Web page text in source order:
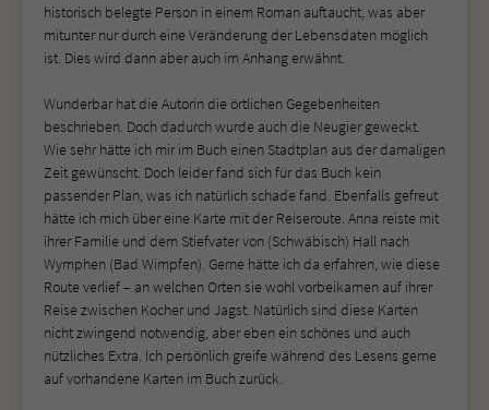
historisch belegte Person in einem Roman auftaucht, was aber
mitunter nur durch eine Veränderung der Lebensdaten möglich
ist. Dies wird dann aber auch im Anhang erwähnt.
Wunderbar hat die Autorin die örtlichen Gegebenheiten
beschrieben. Doch dadurch wurde auch die Neugier geweckt.
Wie sehr hätte ich mir im Buch einen Stadtplan aus der damaligen
Zeit gewünscht. Doch leider fand sich für das Buch kein
passender Plan, was ich natürlich schade fand. Ebenfalls gefreut
hätte ich mich über eine Karte mit der Reiseroute. Anna reiste mit
ihrer Familie und dem Stiefvater von (Schwäbisch) Hall nach
Wymphen (Bad Wimpfen). Gerne hätte ich da erfahren, wie diese
Route verlief – an welchen Orten sie wohl vorbeikamen auf ihrer
Reise zwischen Kocher und Jagst. Natürlich sind diese Karten
nicht zwingend notwendig, aber eben ein schönes und auch
nützliches Extra. Ich persönlich greife während des Lesens gerne
auf vorhandene Karten im Buch zurück.